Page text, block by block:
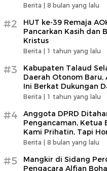
Berita | 8 bulan yang lalu
#2
HUT ke-39 Remaja
Pancarkan Kasih dan
Kristus
Berita | 1 tahun yang lalu
#3
Kabupaten Talaud
Daerah Otonom Baru,
Ini Berkat Dukungan
Elemen
Berita | 1 tahun yang lalu
#4
Anggota DPRD
Pengancaman, Ketua
Kami Prihatin, Tapi
Hukum
Berita | 8 bulan yang lalu
#5
Mangkir di Sidang
Pengacara Alfian